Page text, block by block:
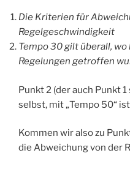
Die Kriterien für
Regelgeschwindigkeit
Tempo 30 gilt überall,
Regelungen getroffen
Punkt 2 (der auch Punkt
selbst, mit „Tempo 50“
Kommen wir also zu
die Abweichung von der